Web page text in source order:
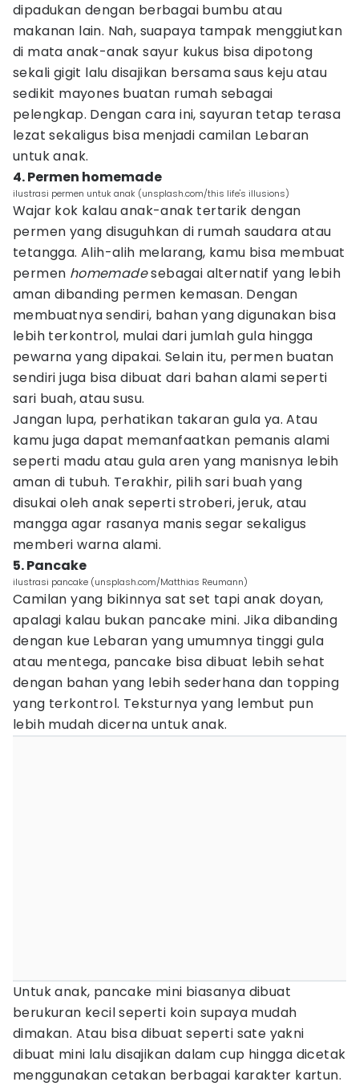
dipadukan dengan berbagai bumbu atau
makanan lain. Nah, suapaya tampak menggiutkan
di mata anak-anak sayur kukus bisa dipotong
sekali gigit lalu disajikan bersama saus keju atau
sedikit mayones buatan rumah sebagai
pelengkap. Dengan cara ini, sayuran tetap terasa
lezat sekaligus bisa menjadi camilan Lebaran
untuk anak.
4. Permen homemade
ilustrasi permen untuk anak (unsplash.com/this life's illusions)
Wajar kok kalau anak-anak tertarik dengan
permen yang disuguhkan di rumah saudara atau
tetangga. Alih-alih melarang, kamu bisa membuat
permen homemadesebagai alternatif yang lebih
aman dibanding permen kemasan. Dengan
membuatnya sendiri, bahan yang digunakan bisa
lebih terkontrol, mulai dari jumlah gula hingga
pewarna yang dipakai. Selain itu, permen buatan
sendiri juga bisa dibuat dari bahan alami seperti
sari buah, atau susu.
Jangan lupa, perhatikan takaran gula ya. Atau
kamu juga dapat memanfaatkan pemanis alami
seperti madu atau gula aren yang manisnya lebih
aman di tubuh. Terakhir, pilih sari buah yang
disukai oleh anak seperti stroberi, jeruk, atau
mangga agar rasanya manis segar sekaligus
memberi warna alami.
5. Pancake
ilustrasi pancake (unsplash.com/Matthias Reumann)
Camilan yang bikinnya sat set tapi anak doyan,
apalagi kalau bukan pancake mini. Jika dibanding
dengan kue Lebaran yang umumnya tinggi gula
atau mentega, pancake bisa dibuat lebih sehat
dengan bahan yang lebih sederhana dan topping
yang terkontrol. Teksturnya yang lembut pun
lebih mudah dicerna untuk anak.
Untuk anak, pancake mini biasanya dibuat
berukuran kecil seperti koin supaya mudah
dimakan. Atau bisa dibuat seperti sate yakni
dibuat mini lalu disajikan dalam cup hingga dicetak
menggunakan cetakan berbagai karakter kartun.